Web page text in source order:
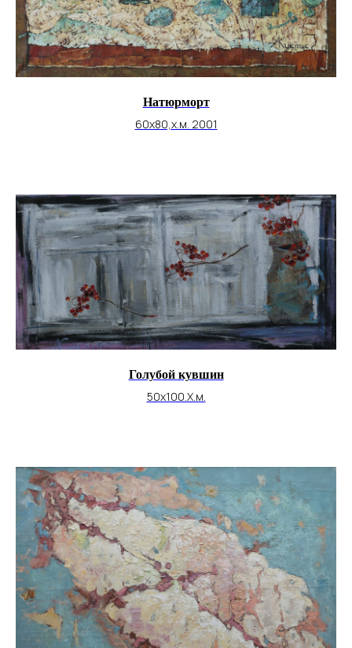
Натюрморт
60х80,х.м. 2001
Голубой кувшин
50х100.Х.м.